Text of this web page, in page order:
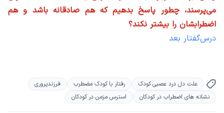
می‌پرسند، چطور پاسخ بدهیم که هم صادقانه باشد و هم
اضطرابشان را بیشتر نکند؟
درس‌گفتار بعد
علت دل درد عصبی کودک رفتار با کودک مضطرب
فرزندپروری
نشانه های اضطراب در کودکان
استرس مزمن در کودکان